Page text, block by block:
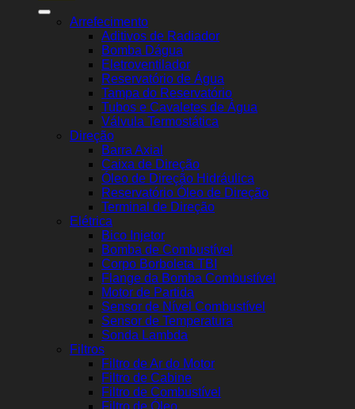
Arrefecimento
Aditivos de Radiador
Bomba Dágua
Eletroventilador
Reservatório de Água
Tampa do Reservatório
Tubos e Cavaletes de Água
Válvula Termostática
Direção
Barra Axial
Caixa de Direção
Óleo de Direção Hidráulica
Reservatório Óleo de Direção
Terminal de Direção
Elétrica
Bico Injetor
Bomba de Combustível
Corpo Borboleta TBI
Flange da Bomba Combustível
Motor de Partida
Sensor de Nível Combustível
Sensor de Temperatura
Sonda Lambda
Filtros
Filtro de Ar do Motor
Filtro de Cabine
Filtro de Combustível
Filtro de Óleo